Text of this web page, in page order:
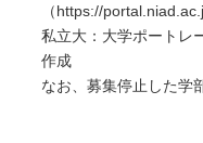
（https://
私立大：大学ポートレ
作成
なお、募集停止した学